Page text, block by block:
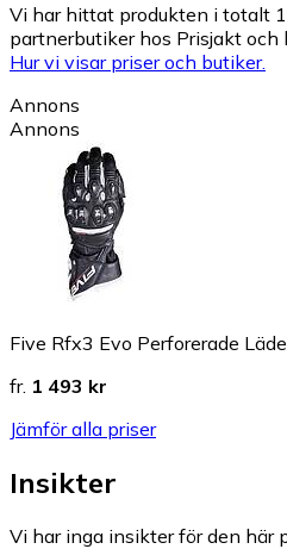
Vi har hittat produkten i totalt
partnerbutiker hos Prisjakt
Hur vi visar priser och butiker.
Annons
Annons
Five Rfx3 Evo Perforerade
fr. 1 493 kr
Jämför alla priser
Insikter
Vi har inga insikter för den här